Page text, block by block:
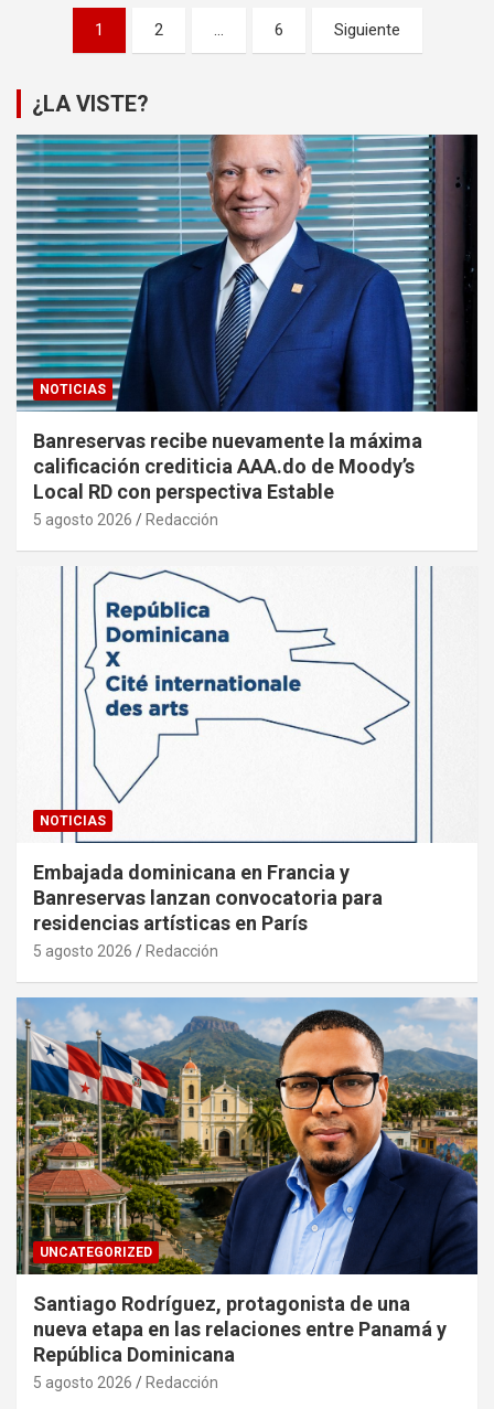
Paginación
entradas
1 2 … 6 Siguiente
¿LA VISTE?
NOTICIAS
Banreservas recibe nuevamente la máxima
calificación crediticia AAA.do de Moody’s
Local RD con perspectiva Estable
5 agosto 2026 Redacción
NOTICIAS
Embajada dominicana en Francia y
Banreservas lanzan convocatoria para
residencias artísticas en París
5 agosto 2026 Redacción
UNCATEGORIZED
Santiago Rodríguez, protagonista de una
nueva etapa en las relaciones entre Panamá y
República Dominicana
5 agosto 2026 Redacción